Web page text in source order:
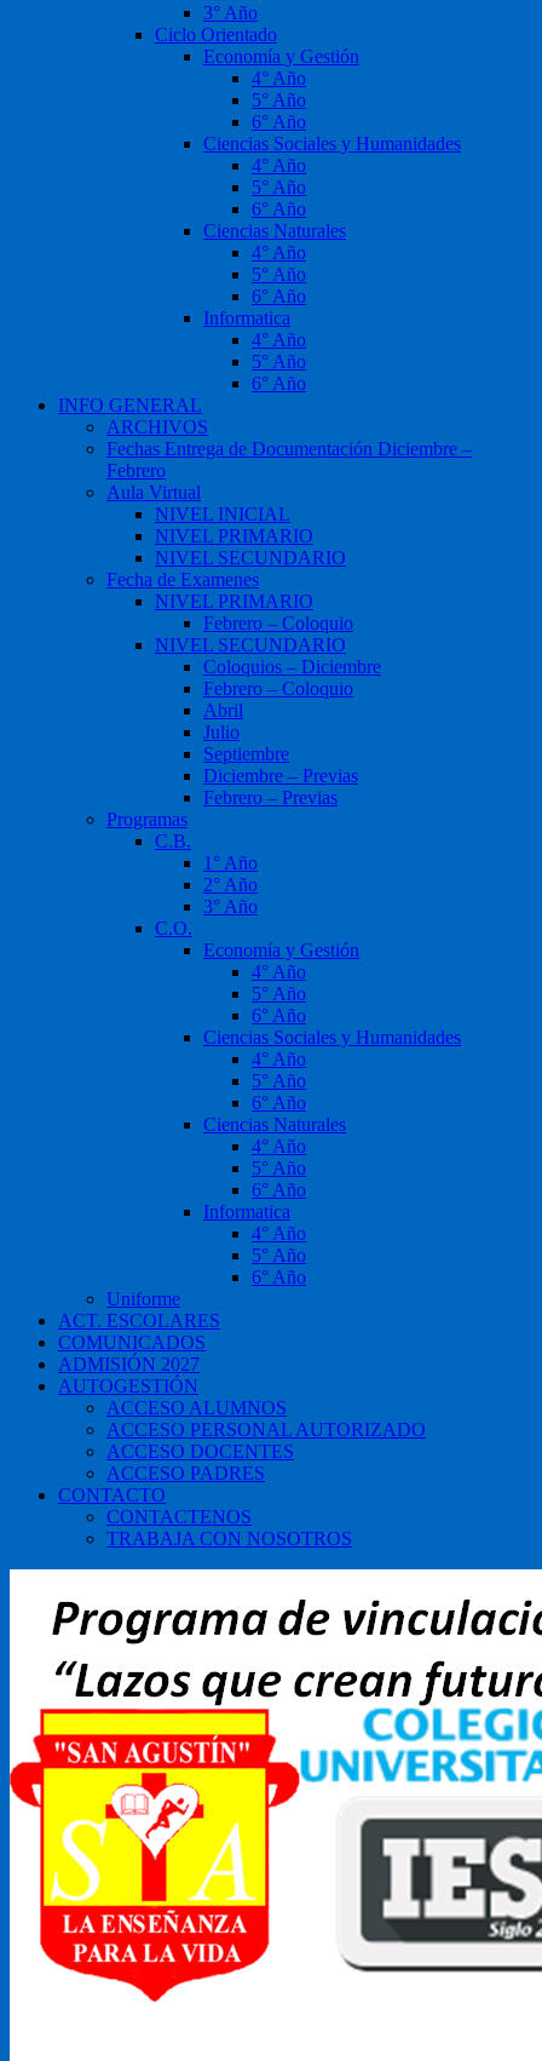
3° Año
Ciclo Orientado
Economía y Gestión
4° Año
5° Año
6° Año
Ciencias Sociales y Humanidades
4° Año
5° Año
6° Año
Ciencias Naturales
4° Año
5° Año
6° Año
Informatica
4° Año
5° Año
6° Año
INFO GENERAL
ARCHIVOS
Fechas Entrega de Documentación Diciembre –
Febrero
Aula Virtual
NIVEL INICIAL
NIVEL PRIMARIO
NIVEL SECUNDARIO
Fecha de Examenes
NIVEL PRIMARIO
Febrero – Coloquio
NIVEL SECUNDARIO
Coloquios – Diciembre
Febrero – Coloquio
Abril
Julio
Septiembre
Diciembre – Previas
Febrero – Previas
Programas
C.B.
1° Año
2° Año
3° Año
C.O.
Economía y Gestión
4° Año
5° Año
6° Año
Ciencias Sociales y Humanidades
4° Año
5° Año
6° Año
Ciencias Naturales
4° Año
5° Año
6° Año
Informatica
4° Año
5° Año
6° Año
Uniforme
ACT. ESCOLARES
COMUNICADOS
ADMISIÓN 2027
AUTOGESTIÓN
ACCESO ALUMNOS
ACCESO PERSONAL AUTORIZADO
ACCESO DOCENTES
ACCESO PADRES
CONTACTO
CONTACTENOS
TRABAJA CON NOSOTROS